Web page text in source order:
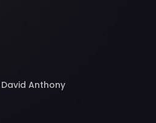
David Anthony
Glantz,